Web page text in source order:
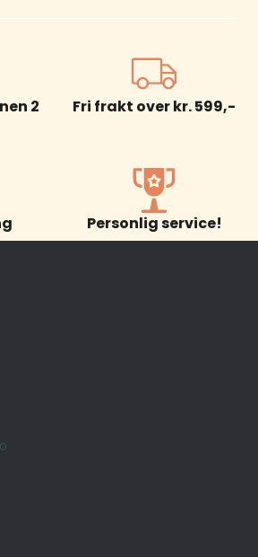
2
Fri frakt over kr. 599,-
Personlig service!